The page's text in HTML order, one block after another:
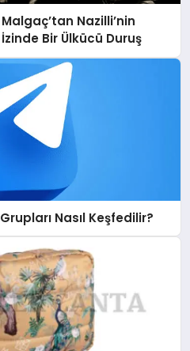
Nazilli’nin
Bir Ülkücü Duruş
Nasıl Keşfedilir?